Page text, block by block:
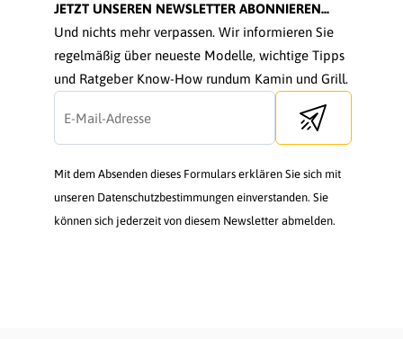
JETZT UNSEREN NEWSLETTER ABONNIEREN...
Und nichts mehr verpassen. Wir informieren Sie
regelmäßig über neueste Modelle, wichtige Tipps
und Ratgeber Know-How rundum Kamin und Grill.
Send newsletter
Mit dem Absenden dieses Formulars erklären Sie sich mit
unseren Datenschutzbestimmungen einverstanden. Sie
können sich jederzeit von diesem Newsletter abmelden.